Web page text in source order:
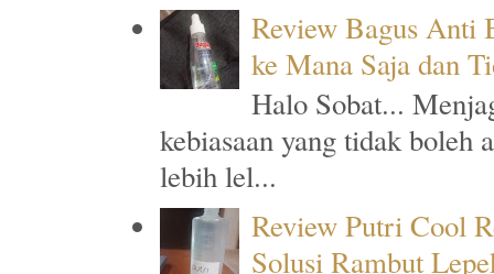
Review Bagus Anti
ke Mana Saja dan
Halo Sobat...
kebiasaan yang tidak boleh
lebih lel...
Review Putri Cool
Solusi Rambut